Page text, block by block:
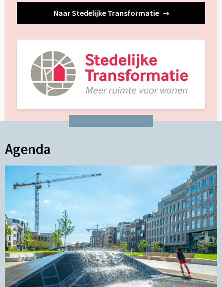
Naar Stedelijke Transformatie
Agenda